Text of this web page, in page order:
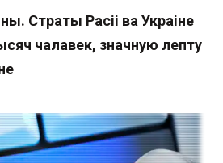
Страты Расіі ва Украіне
чалавек, значную лепту